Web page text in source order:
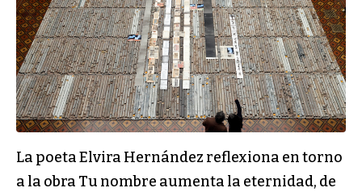
La poeta Elvira Hernández reflexiona en torno
a la obra Tu nombre aumenta la eternidad, de